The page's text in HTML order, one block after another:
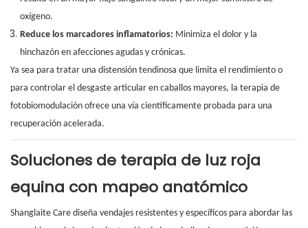
oxígeno.
Reduce los marcadores inflamatorios: Minimiza el dolor y la
hinchazón en afecciones agudas y crónicas.
Ya sea para tratar una distensión tendinosa que limita el rendimiento o
para controlar el desgaste articular en caballos mayores, la terapia de
fotobiomodulación ofrece una vía científicamente probada para una
recuperación acelerada.
Soluciones de terapia de luz roja
equina con mapeo anatómico
Shanglaite Care diseña vendajes resistentes y específicos para abordar las